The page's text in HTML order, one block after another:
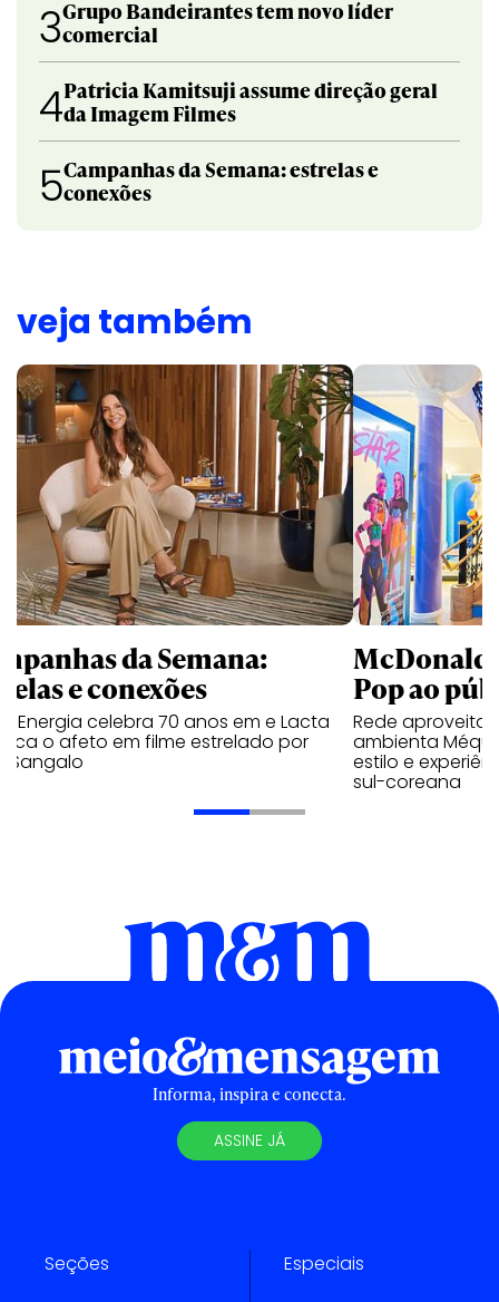
3Grupo Bandeirantes tem novo líder
comercial
4Patricia Kamitsuji assume direção geral
da Imagem Filmes
5Campanhas da Semana: estrelas e
conexões
veja também
da Semana:
e conexões
Energia celebra 70 anos em e Lacta
o afeto em filme estrelado por
Sangalo
Pop ao
Rede aproveita
ambienta Méqui
estilo e
sul-coreana
Informa, inspira e conecta.
ASSINE JÁ
Seções Especiais